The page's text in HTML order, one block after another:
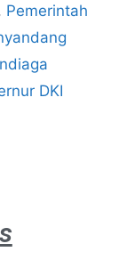
, Pemerintah
DKI